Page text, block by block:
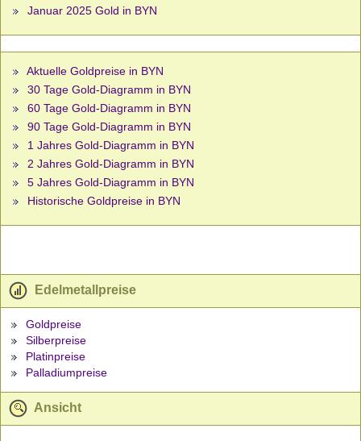
Januar 2025 Gold in BYN
Aktuelle Goldpreise in BYN
30 Tage Gold-Diagramm in BYN
60 Tage Gold-Diagramm in BYN
90 Tage Gold-Diagramm in BYN
1 Jahres Gold-Diagramm in BYN
2 Jahres Gold-Diagramm in BYN
5 Jahres Gold-Diagramm in BYN
Historische Goldpreise in BYN
Edelmetallpreise
Goldpreise
Silberpreise
Platinpreise
Palladiumpreise
Ansicht